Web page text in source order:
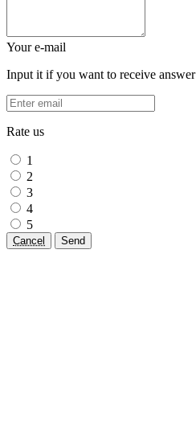
Your e-mail
Input it if you want to receive answer
Rate us
1
2
3
4
5
Cancel Send